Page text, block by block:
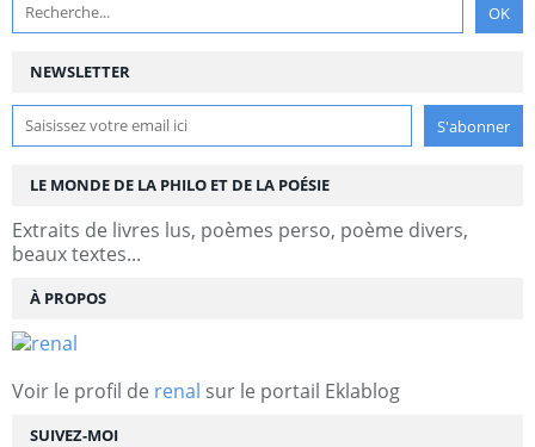
NEWSLETTER
SUIVEZ-MOI
LE MONDE DE LA PHILO ET DE LA POÉSIE
Extraits de livres lus, poèmes perso, poème divers,
beaux textes...
À PROPOS
Voir le profil de renal sur le portail Eklablog